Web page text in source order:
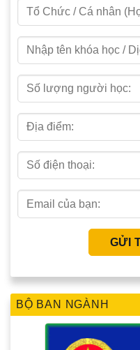
BỘ BAN NGÀNH